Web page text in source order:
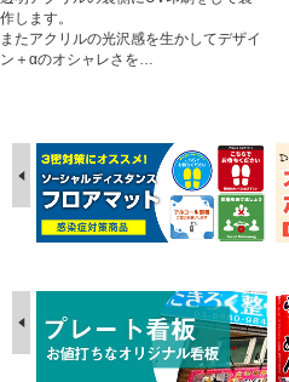
作します。
またアクリルの光沢感を生かしてデザイ
ン＋αのオシャレさを…